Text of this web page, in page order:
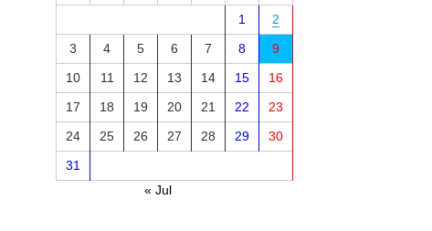
1
2
3
4 5 6 7 8
9
10
11 12 13 14 15
16
17
18 19 20 21 22
23
24
25 26 27 28 29
30
31
« Jul